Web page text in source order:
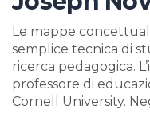
Le mappe
semplice tecnica di
ricerca pedagogica.
professore di
Cornell University.